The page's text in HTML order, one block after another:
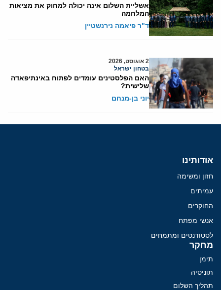
אשליית השלום אינה יכולה למחוק את מציאות
המלחמה
ד"ר פיאמה נירנשטיין
2 אוגוסט, 2026
בטחון ישראל
האם הפלסטינים עומדים לפתוח באינתיפאדה
שלישית?
יוני בן-מנחם
אודותינו
חזון ומשימה
עמיתים
החוקרים
אנשי מפתח
לסטודנטים ומתמחים
מחקר
תימן
תוניסיה
תהליך השלום